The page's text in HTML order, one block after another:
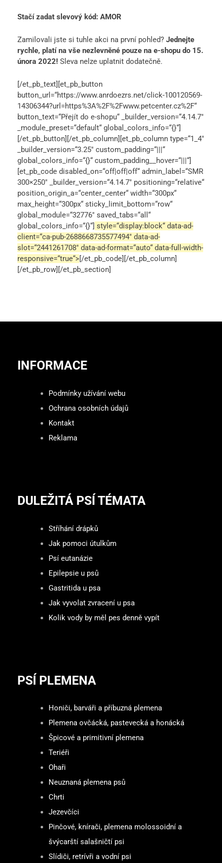
Stačí zadat slevový kód: AMOR
Zamilovali jste si tuhle akci na první pohled? Jednejte
rychle, platí na vše nezlevněné pouze na e-shopu do 15.
února 2022! Sleva nelze uplatnit dodatečně.
[/et_pb_text][et_pb_button
button_url=“https://www.anrdoezrs.net/click-100120569-
14306344?url=https%3A%2F%2Fwww.petcenter.cz%2F“
button_text=“Přejít do e-shopu“ _builder_version=“4.14.7″
_module_preset=“default“ global_colors_info=“{}“]
[/et_pb_button][/et_pb_column][et_pb_column type=“1_4″
_builder_version=“3.25″ custom_padding=“|||“
global_colors_info=“{}“ custom_padding__hover=“|||“]
[et_pb_code disabled_on=“off|off|off“ admin_label=“SMR
300×250″ _builder_version=“4.14.7″ positioning=“relative“
position_origin_a=“center_center“ width=“300px“
max_height=“300px“ sticky_limit_bottom=“row“
global_module=“32776″ saved_tabs=“all“
global_colors_info=“{}“] style=“display:block“ data-ad-
client=“ca-pub-2688668735577494″ data-ad-
slot=“2441261708″ data-ad-format=“auto“ data-full-width-
responsive=“true“>[/et_pb_code][/et_pb_column]
[/et_pb_row][/et_pb_section]
INFORMACE
Podmínky užívání webu
Ochrana osobních údajů
Kontakt
Reklama
DULEŽITÁ PSÍ TÉMATA
Stříhání drápků
Jak pomoci útulkům
Psí eutanázie
Epilepsie u psů
Gastritida u psa
Jak vyvolat zvracení u psa
Kolik vody by měl pes denně vypít
PSÍ PLEMENA
Honiči, barváři a příbuzná plemena
Plemena ovčácká, pastevecká a honácká
Špicové a primitivní plemena
Teriéři
Ohaři
Neuznaná plemena psů
Chrti
Jezevčíci
Pinčové, knírači, plemena molossoidní a
švýcarští salašničtí psi
Slídiči, retrívři a vodní psi